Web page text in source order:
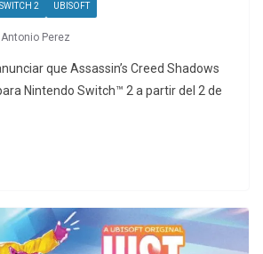
2 UBISOFT
Antonio Perez
que Assassin’s Creed Shadows
Nintendo Switch™ 2 a partir del 2 de